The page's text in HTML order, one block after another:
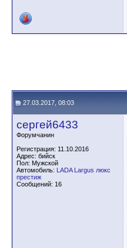
27.03.2017, 08:03
сергей6433
Форумчанин
Регистрация: 11.10.2016
Адрес: бийск
Пол: Мужской
Автомобиль: LADA Largus люкс
престиж
Сообщений: 16